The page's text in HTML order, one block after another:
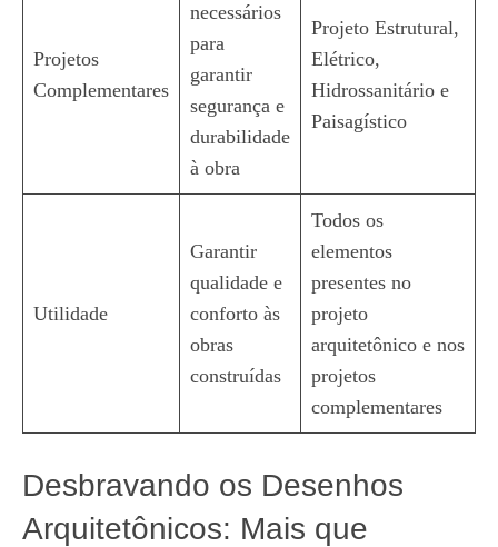
Projetos
Complementares
necessários
para
garantir
segurança e
durabilidade
à obra
Projeto Estrutural,
Elétrico,
Hidrossanitário e
Paisagístico
Utilidade
Garantir
qualidade e
conforto às
obras
construídas
Todos os
elementos
presentes no
projeto
arquitetônico e nos
projetos
complementares
Desbravando os Desenhos
Arquitetônicos: Mais que